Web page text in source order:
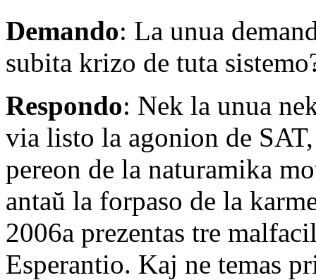
Demando: La unua
subita krizo de tuta
Respondo: Nek la unua
via listo la agonion de
pereon de la naturamika
antaŭ la forpaso de la
2006a prezentas tre
Esperantio. Kaj ne temas